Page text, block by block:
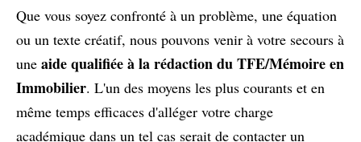
Que vous soyez confronté à un problème, une équation
ou un texte créatif, nous pouvons venir à votre secours à
une aide qualifiée à la rédaction du TFE/Mémoire en
Immobilier. L'un des moyens les plus courants et en
même temps efficaces d'alléger votre charge
académique dans un tel cas serait de contacter un